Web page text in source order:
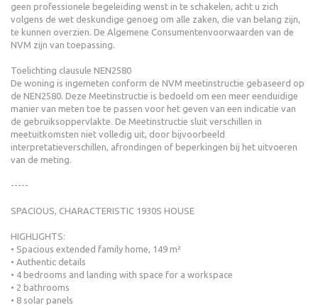
geen professionele begeleiding wenst in te schakelen, acht u zich
volgens de wet deskundige genoeg om alle zaken, die van belang zijn,
te kunnen overzien. De Algemene Consumentenvoorwaarden van de
NVM zijn van toepassing.
Toelichting clausule NEN2580
De woning is ingemeten conform de NVM meetinstructie gebaseerd op
de NEN2580. Deze Meetinstructie is bedoeld om een meer eenduidige
manier van meten toe te passen voor het geven van een indicatie van
de gebruiksoppervlakte. De Meetinstructie sluit verschillen in
meetuitkomsten niet volledig uit, door bijvoorbeeld
interpretatieverschillen, afrondingen of beperkingen bij het uitvoeren
van de meting.
-----
SPACIOUS, CHARACTERISTIC 1930S HOUSE
HIGHLIGHTS:
• Spacious extended family home, 149 m²
• Authentic details
• 4 bedrooms and landing with space for a workspace
• 2 bathrooms
• 8 solar panels